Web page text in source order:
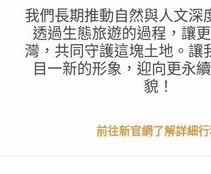
我們長期推動自然與人文深
透過生態旅遊的過程，讓
灣，共同守護這塊土地。讓
目一新的形象，迎向更永
貌！
前往新官網了解詳細